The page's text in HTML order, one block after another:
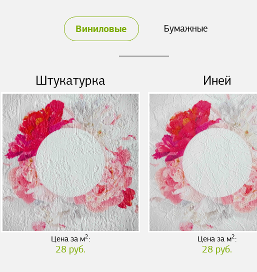
Виниловые Бумажные
Штукатурка
Цена за м2:
28 руб.
Иней
Цена за м2:
28 руб.